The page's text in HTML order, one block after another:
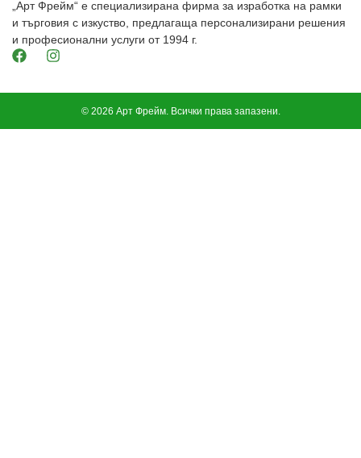
„Арт Фрейм“ е специализирана фирма за изработка на рамки
и търговия с изкуство, предлагаща персонализирани решения
и професионални услуги от 1994 г.
© 2026 Арт Фрейм. Всички права запазени.